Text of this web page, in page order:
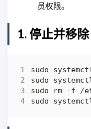
员权限。
1. 停止并移